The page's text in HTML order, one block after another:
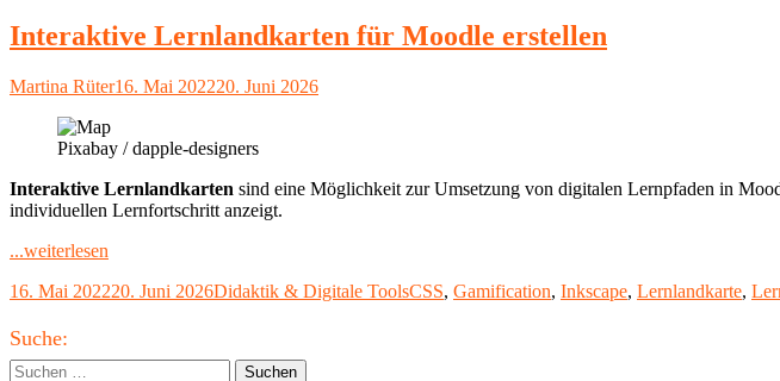
ohne
Javascript"
Interaktive Lernlandkarten für Moodle erstellen
Autor
Martina RüterVeröffentlicht
16. Mai 202220. Juni 2026
Pixabay / dapple-designers
Interaktive Lernlandkarten sind eine Möglichkeit zur Umsetzung von digitalen Lernpfaden in
individuellen Lernfortschritt anzeigt.
...weiterlesen
für
Veröffentlicht
16. Mai 202220. Juni 2026Kategorien
Didaktik & Digitale ToolsSchlagwörter
CSS, Gamification, Inkscape, Lernlandkarte,
Haupt-
Seitenleiste
Suche:
Suchen